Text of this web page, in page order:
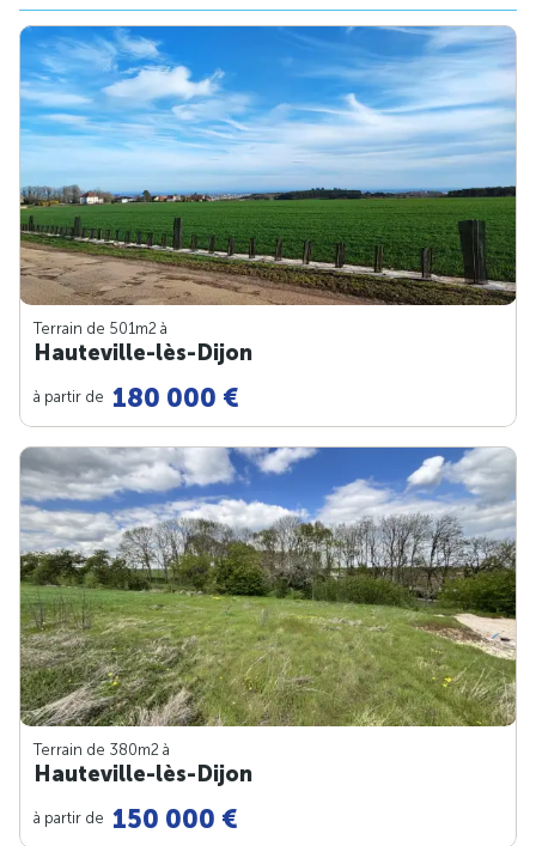
Terrain de 501m2 à
Hauteville-lès-Dijon
à partir de 180 000 €
Terrain de 380m2 à
Hauteville-lès-Dijon
à partir de 150 000 €